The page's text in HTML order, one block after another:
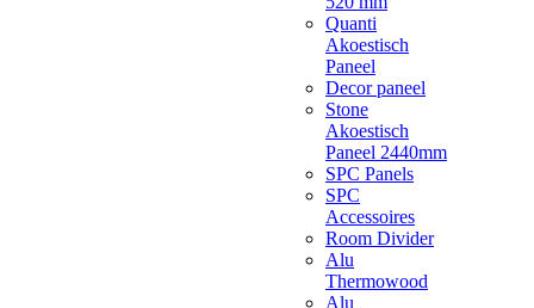
Quanti
Akoestisch
Paneel
Decor paneel
Stone
Akoestisch
Paneel 2440mm
SPC Panels
SPC
Accessoires
Room Divider
Alu
Thermowood
Alu